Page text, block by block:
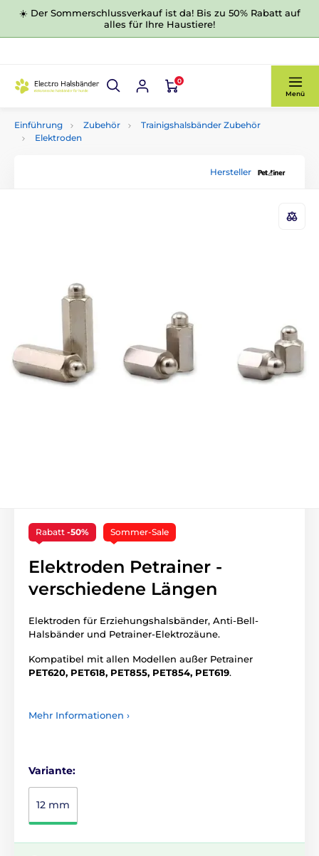
☀️ Der Sommerschlussverkauf ist da! Bis zu 50% Rabatt auf
alles für Ihre Haustiere!
0
Menü
Einführung Zubehör
Trainigshalsbänder Zubehör
Elektroden
Hersteller
Rabatt -50% Sommer-Sale
Elektroden Petrainer -
verschiedene Längen
Elektroden für Erziehungshalsbänder, Anti-Bell-
Halsbänder und Petrainer-Elektrozäune.
Kompatibel mit allen Modellen außer Petrainer
PET620, PET618, PET855, PET854, PET619.
Mehr Informationen ›
Variante:
12 mm